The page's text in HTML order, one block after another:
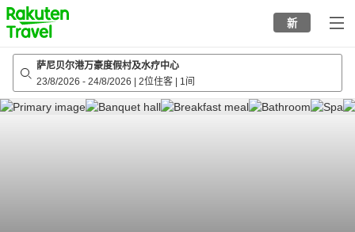
to
top
page
新
萨尼贝尔港万豪度假村及水疗中心
23/8/2026 - 24/8/2026 2位住客 1间